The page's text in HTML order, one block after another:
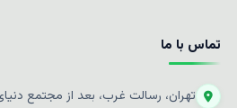
تماس با ما
تهران، رسالت غرب، بعد از مجتمع دنیای